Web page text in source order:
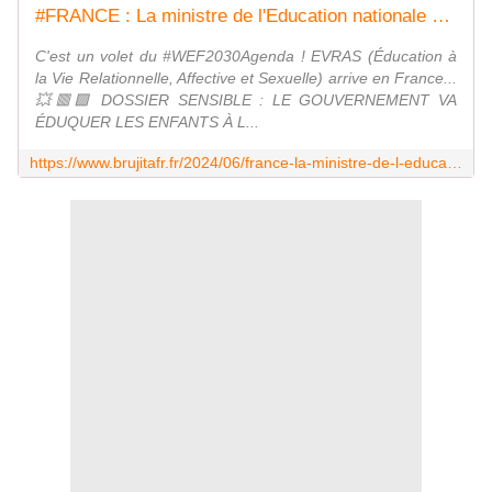
#FRANCE : La ministre de l'Education nationale Nicole Belloubet va dévoiler dans les prochains jours un nouveau programme d'" éducation à la vie affective et sexuelle " prévu " du CP à la terminale " - MOINS de BIENS PLUS de LIENS
C'est un volet du #WEF2030Agenda ! EVRAS (Éducation à
la Vie Relationnelle, Affective et Sexuelle) arrive en France...
💥🟥🟪 DOSSIER SENSIBLE : LE GOUVERNEMENT VA
ÉDUQUER LES ENFANTS À L...